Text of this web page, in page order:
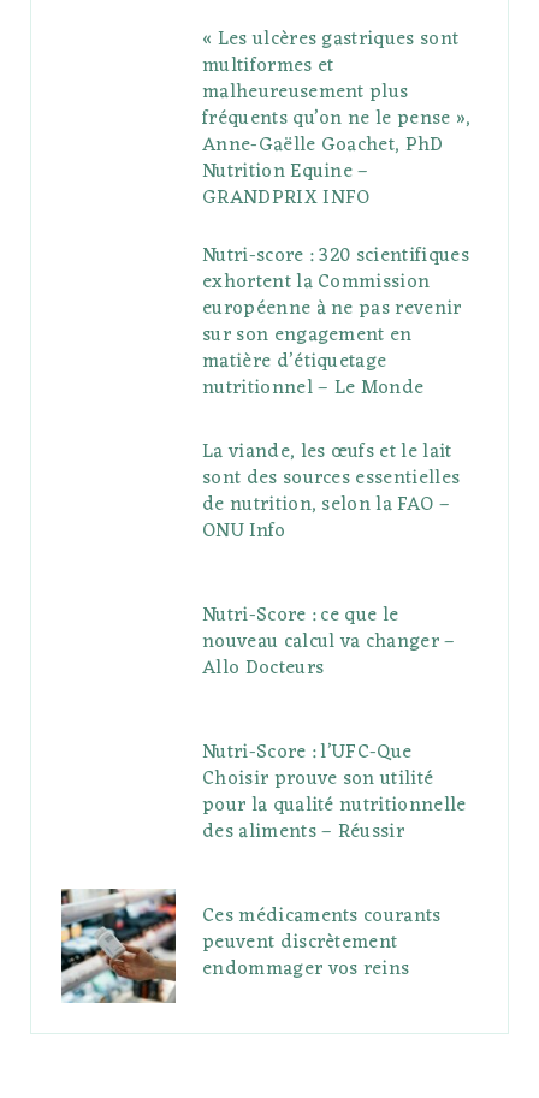
« Les ulcères gastriques sont
multiformes et
malheureusement plus
fréquents qu’on ne le pense »,
Anne-Gaëlle Goachet, PhD
Nutrition Equine –
GRANDPRIX INFO
Nutri-score : 320 scientifiques
exhortent la Commission
européenne à ne pas revenir
sur son engagement en
matière d’étiquetage
nutritionnel – Le Monde
La viande, les œufs et le lait
sont des sources essentielles
de nutrition, selon la FAO –
ONU Info
Nutri-Score : ce que le
nouveau calcul va changer –
Allo Docteurs
Nutri-Score : l’UFC-Que
Choisir prouve son utilité
pour la qualité nutritionnelle
des aliments – Réussir
Ces médicaments courants
peuvent discrètement
endommager vos reins